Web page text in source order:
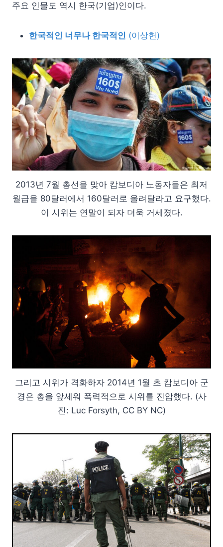
주요 인물도 역시 한국(기업)인이다.
한국적인 너무나 한국적인 (이상헌)
2013년 7월 총선을 맞아 캄보디아 노동자들은 최저
월급을 80달러에서 160달러로 올려달라고 요구했다.
이 시위는 연말이 되자 더욱 거세졌다.
그리고 시위가 격화하자 2014년 1월 초 캄보디아 군
경은 총을 앞세워 폭력적으로 시위를 진압했다. (사
진: Luc Forsyth, CC BY NC)